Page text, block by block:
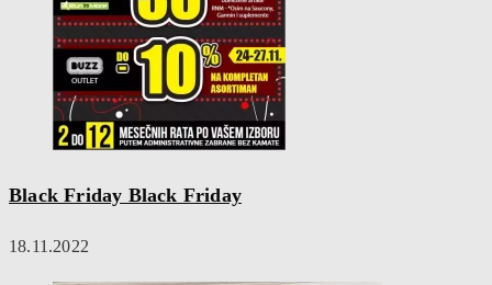
Black Friday Black Friday
18.11.2022